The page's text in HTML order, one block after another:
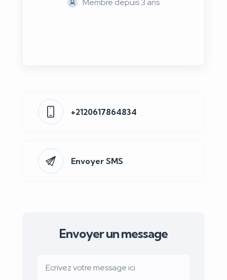
Membre depuis 3 ans
+2120617864834
Envoyer SMS
Envoyer un message